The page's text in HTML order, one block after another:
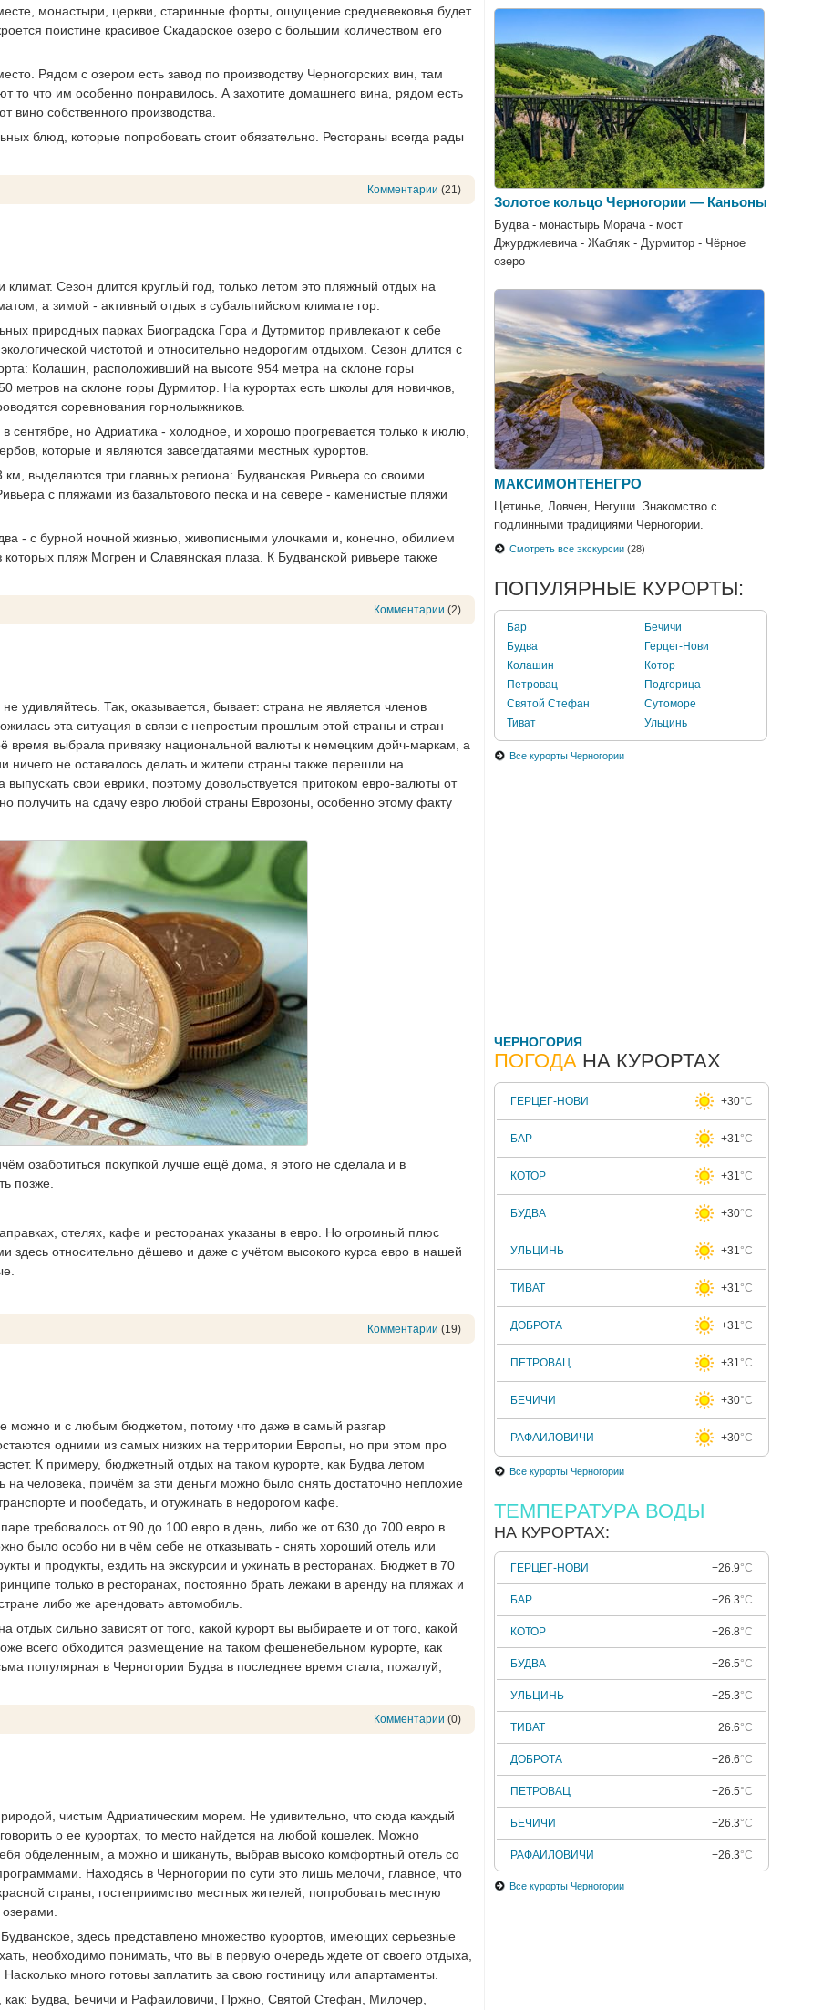
монастыри, церкви, старинные форты, ощущение средневековья будет
поистине красивое Скадарское озеро с большим количеством его
Рядом с озером есть завод по производству Черногорских вин, там
то что им особенно понравилось. А захотите домашнего вина, рядом есть
собственного производства.
блюд, которые попробовать стоит обязательно. Рестораны всегда рады
Комментарии (21)
Сезон длится круглый год, только летом это пляжный отдых на
а зимой - активный отдых в субальпийском климате гор.
природных парках Биоградска Гора и Дутрмитор привлекают к себе
чистотой и относительно недорогим отдыхом. Сезон длится с
Колашин, расположивший на высоте 954 метра на склоне горы
на склоне горы Дурмитор. На курортах есть школы для новичков,
соревнования горнолыжников.
сентябре, но Адриатика - холодное, и хорошо прогревается только к июлю,
которые и являются завсегдатаями местных курортов.
выделяются три главных региона: Будванская Ривьера со своими
с пляжами из базальтового песка и на севере - каменистые пляжи
- с бурной ночной жизнью, живописными улочками и, конечно, обилием
пляж Могрен и Славянская плаза. К Будванской ривьере также
Комментарии (2)
Так, оказывается, бывает: страна не является членов
эта ситуация в связи с непростым прошлым этой страны и стран
время выбрала привязку национальной валюты к немецким дойч-маркам, а
не оставалось делать и жители страны также перешли на
свои еврики, поэтому довольствуется притоком евро-валюты от
получить на сдачу евро любой страны Еврозоны, особенно этому факту
озаботиться покупкой лучше ещё дома, я этого не сделала и в
позже.
отелях, кафе и ресторанах указаны в евро. Но огромный плюс
здесь относительно дёшево и даже с учётом высокого курса евро в нашей
Комментарии (19)
можно и с любым бюджетом, потому что даже в самый разгар
одними из самых низких на территории Европы, но при этом про
К примеру, бюджетный отдых на таком курорте, как Будва летом
человека, причём за эти деньги можно было снять достаточно неплохие
и пообедать, и отужинать в недорогом кафе.
требовалось от 90 до 100 евро в день, либо же от 630 до 700 евро в
было особо ни в чём себе не отказывать - снять хороший отель или
и продукты, ездить на экскурсии и ужинать в ресторанах. Бюджет в 70
только в ресторанах, постоянно брать лежаки в аренду на пляжах и
либо же арендовать автомобиль.
сильно зависят от того, какой курорт вы выбираете и от того, какой
всего обходится размещение на таком фешенебельном курорте, как
популярная в Черногории Будва в последнее время стала, пожалуй,
Комментарии (0)
чистым Адриатическим морем. Не удивительно, что сюда каждый
о ее курортах, то место найдется на любой кошелек. Можно
обделенным, а можно и шикануть, выбрав высоко комфортный отель со
Находясь в Черногории по сути это лишь мелочи, главное, что
страны, гостеприимство местных жителей, попробовать местную
здесь представлено множество курортов, имеющих серьезные
необходимо понимать, что вы в первую очередь ждете от своего отдыха,
много готовы заплатить за свою гостиницу или апартаменты.
как: Будва, Бечичи и Рафаиловичи, Пржно, Святой Стефан, Милочер,
Золотое кольцо Черногории — Каньоны
Будва - монастырь Морача - мост
Джурджиевича - Жабляк - Дурмитор - Чёрное
озеро
МАКСИМОНТЕНЕГРО
Цетинье, Ловчен, Негуши. Знакомство с
подлинными традициями Черногории.
Смотреть все экскурсии (28)
ПОПУЛЯРНЫЕ КУРОРТЫ:
Бар
Бечичи
Будва
Герцег-Нови
Колашин
Котор
Петровац
Подгорица
Святой Стефан
Сутоморе
Тиват
Ульцинь
Все курорты Черногории
ЧЕРНОГОРИЯ
ПОГОДА НА КУРОРТАХ
ГЕРЦЕГ-НОВИ +30°C
БАР +31°C
КОТОР +31°C
БУДВА +30°C
УЛЬЦИНЬ +31°C
ТИВАТ +31°C
ДОБРОТА +31°C
ПЕТРОВАЦ +31°C
БЕЧИЧИ +30°C
РАФАИЛОВИЧИ +30°C
Все курорты Черногории
ТЕМПЕРАТУРА ВОДЫ
НА КУРОРТАХ:
ГЕРЦЕГ-НОВИ +26.9°C
БАР +26.3°C
КОТОР +26.8°C
БУДВА +26.5°C
УЛЬЦИНЬ +25.3°C
ТИВАТ +26.6°C
ДОБРОТА +26.6°C
ПЕТРОВАЦ +26.5°C
БЕЧИЧИ +26.3°C
РАФАИЛОВИЧИ +26.3°C
Все курорты Черногории